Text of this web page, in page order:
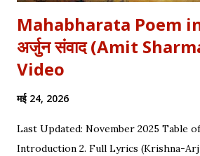
Mahabharata Poem
अर्जुन संवाद (Amit
Video
मई 24, 2026
Last Updated: November 2025 Table
Introduction 2. Full Lyrics (Krishna-